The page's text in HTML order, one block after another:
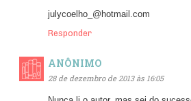
julycoelho_@hotmail.com
Responder
ANÔNIMO
28 de dezembro de 2013 às 16:05